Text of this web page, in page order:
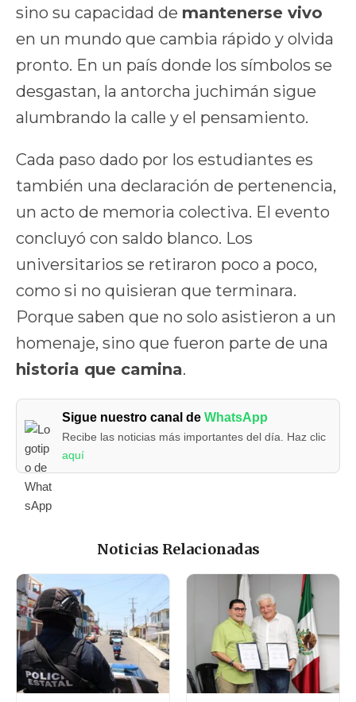
sino su capacidad de mantenerse vivo
en un mundo que cambia rápido y olvida
pronto. En un país donde los símbolos se
desgastan, la antorcha juchimán sigue
alumbrando la calle y el pensamiento.
Cada paso dado por los estudiantes es
también una declaración de pertenencia,
un acto de memoria colectiva. El evento
concluyó con saldo blanco. Los
universitarios se retiraron poco a poco,
como si no quisieran que terminara.
Porque saben que no solo asistieron a un
homenaje, sino que fueron parte de una
historia que camina.
Sigue nuestro canal deWhatsApp
Recibe las noticias más importantes del día. Haz clic
aquí
Noticias Relacionadas